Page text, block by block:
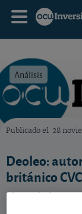
Análisis
Publicado el 28
Deoleo:
británico CVC
El regulador